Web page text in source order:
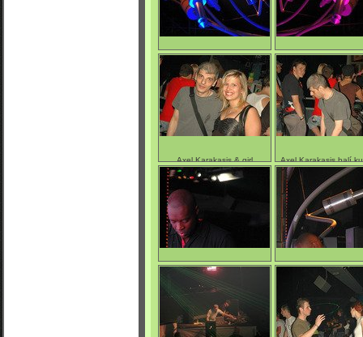
0/4658
Jacková dekorácia
0/4572
Jacková
Axel Karakasis & girl Axel Karakasis balí
Kevin Saunderson
0/4666
Kevin